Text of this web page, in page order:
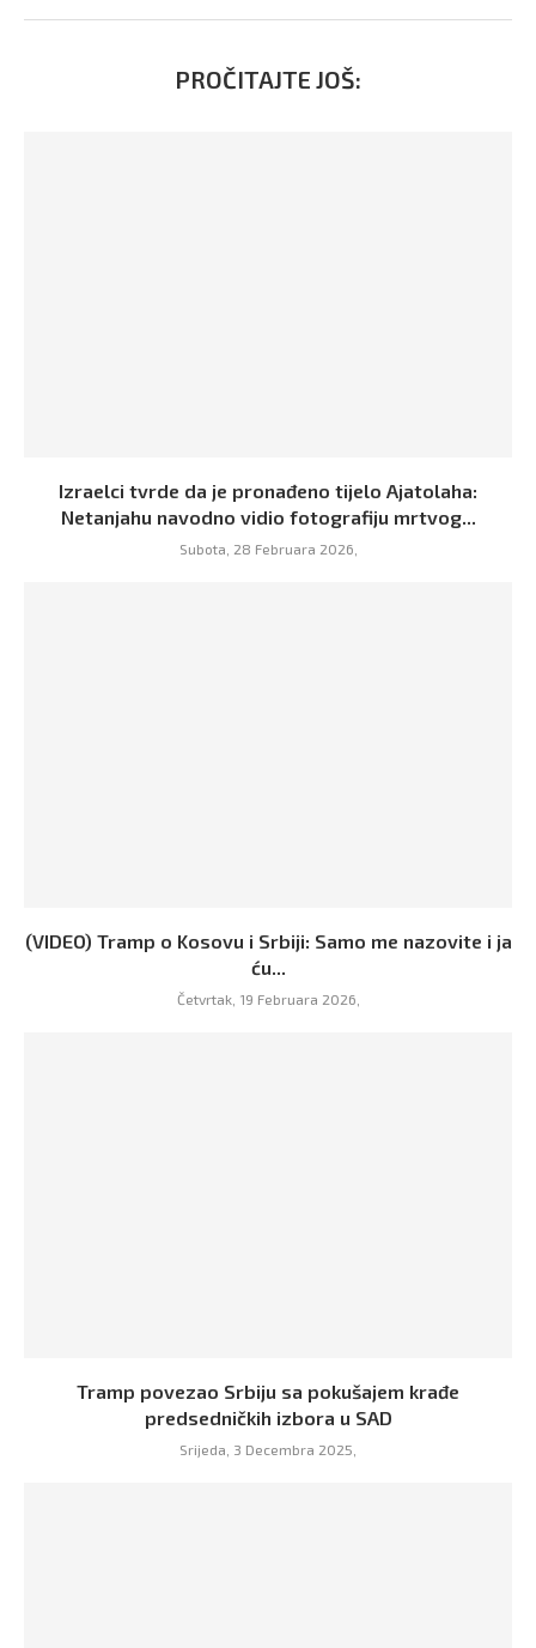
PROČITAJTE JOŠ:
Izraelci tvrde da je pronađeno tijelo Ajatolaha:
Netanjahu navodno vidio fotografiju mrtvog...
Subota, 28 Februara 2026,
(VIDEO) Tramp o Kosovu i Srbiji: Samo me nazovite i ja
ću...
Četvrtak, 19 Februara 2026,
Tramp povezao Srbiju sa pokušajem krađe
predsedničkih izbora u SAD
Srijeda, 3 Decembra 2025,